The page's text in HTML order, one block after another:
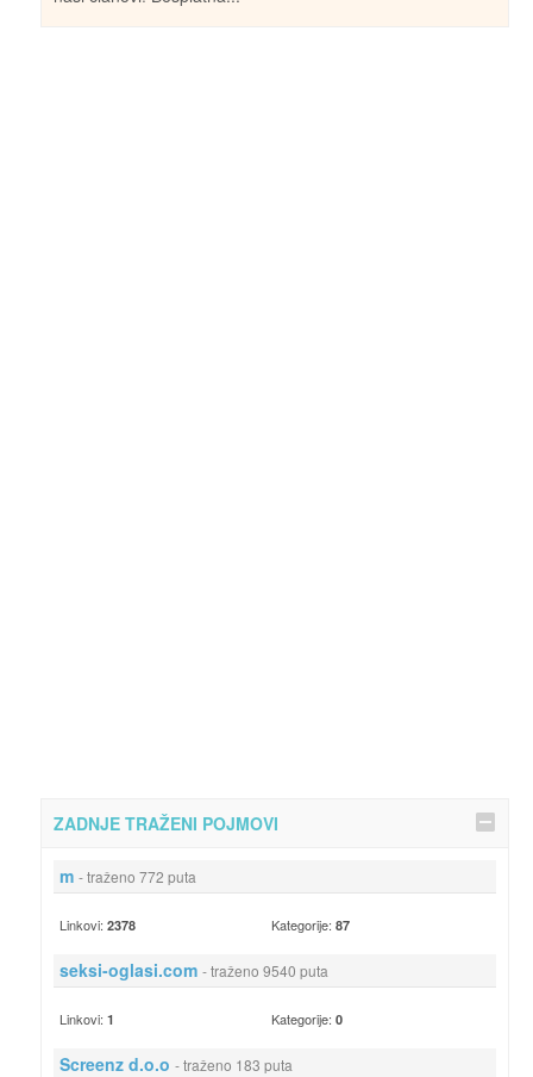
ZADNJE TRAŽENI POJMOVI
m - traženo 772 puta
Linkovi: 2378 Kategorije:87
seksi-oglasi.com - traženo 9540 puta
Linkovi: 1 Kategorije:0
Screenz d.o.o - traženo 183 puta